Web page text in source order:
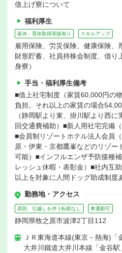
借上げ寮について
福利厚生
産休・育休取得実績有り スキルアップ
雇用保険、労災保険、健康保険、
財形貯蓄、社員持株会制度、借り
身寮）
手当・福利厚生備考
■借上社宅制度（家賃60,000円の
負担。それ以上の家賃の場合
（静岡駅より東、掛川駅より西
回交通費補助）■新人用社宅完備
■会員制リゾートホテル法人会員
原・伊東・京都鷹峯などのリゾー
可能）■インフルエンザ予防接種
レッシュ休暇・表彰金）■社内互
以上を対象に人間ドッグ助成制度
勤務地・アクセス
原則、引越しを伴う転勤なし 車通勤可
静岡県牧之原市波津2丁目112
ＪＲ東海道本線(東京－熱海)「
大井川鐵道大井川本線「金谷